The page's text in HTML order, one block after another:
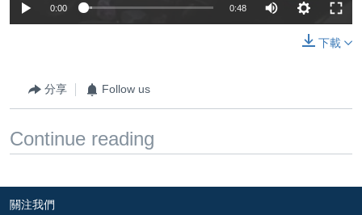
0:00 0:48
下載
分享 Follow us
Continue reading
關注我們